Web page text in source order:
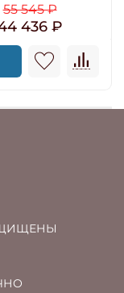
55 545 ₽
436 ₽